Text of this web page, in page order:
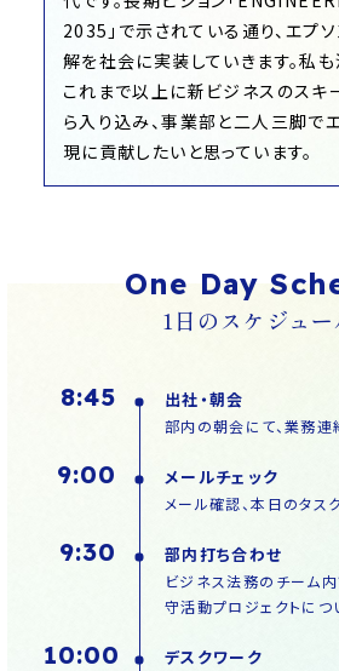
2035」で示されている通り、エプ
解を社会に実装していきます。私も
これまで以上に新ビジネスのスキ
ら入り込み、事業部と二人三脚で
現に貢献したいと思っています。
One Day
1日のスケジュ
8:45 出社・朝会
部内の朝会にて、業務連
9:00 メールチェック
メール確認、本日のタス
9:30 部内打ち合わせ
ビジネス法務のチーム
守活動プロジェクトにつ
10:00 デスクワーク